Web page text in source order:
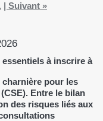
| Suivant »
à inscrire à
pour les
Entre le bilan
des risques liés aux